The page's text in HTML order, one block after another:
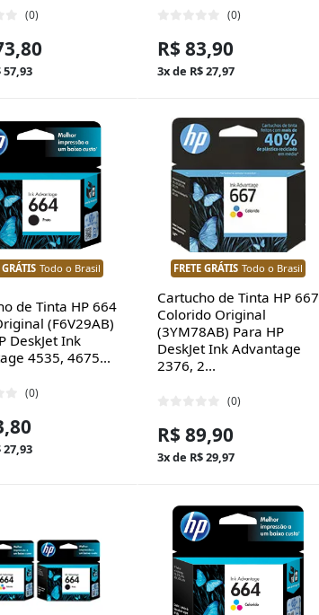
(0)
57,93
(0)
R$ 83,90
3x de R$ 27,97
GRÁTIS Todo o Brasil
de Tinta HP 664
(F6V29AB)
DeskJet Ink
4535, 4675...
(0)
27,93
FRETE GRÁTIS Todo o Brasil
Cartucho de Tinta HP 667
Colorido Original
(3YM78AB) Para HP
DeskJet Ink Advantage
2376, 2...
(0)
R$ 89,90
3x de R$ 29,97